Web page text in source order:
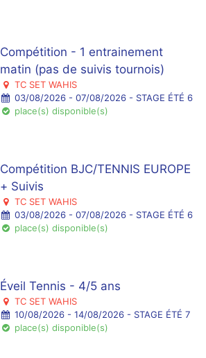
Compétition - 1 entrainement
matin (pas de suivis tournois)
TC SET WAHIS
03/08/2026 - 07/08/2026 - STAGE ÉTÉ 6
place(s) disponible(s)
Compétition BJC/TENNIS EUROPE
+ Suivis
TC SET WAHIS
03/08/2026 - 07/08/2026 - STAGE ÉTÉ 6
place(s) disponible(s)
Éveil Tennis - 4/5 ans
TC SET WAHIS
10/08/2026 - 14/08/2026 - STAGE ÉTÉ 7
place(s) disponible(s)